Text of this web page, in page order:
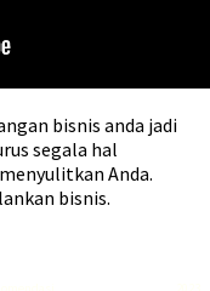
bisnis anda jadi
segala hal
Anda.
bisnis.